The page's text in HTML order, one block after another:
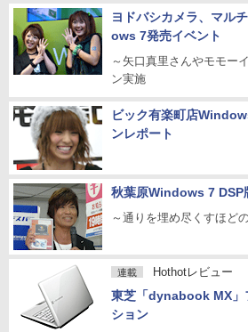
ヨドバシカメラ、マル
ows 7発売イベント
～矢口真里さんやモモー
ン実施
ビック有楽町店
ンレポート
秋葉原Windows 7 DSP
～通りを埋め尽くすほど
連載 Hothotレビュー
東芝「dynabook MX」
ション